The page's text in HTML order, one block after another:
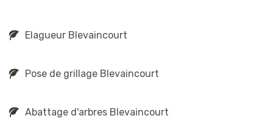
Elagueur Blevaincourt
Pose de grillage Blevaincourt
Abattage d'arbres Blevaincourt